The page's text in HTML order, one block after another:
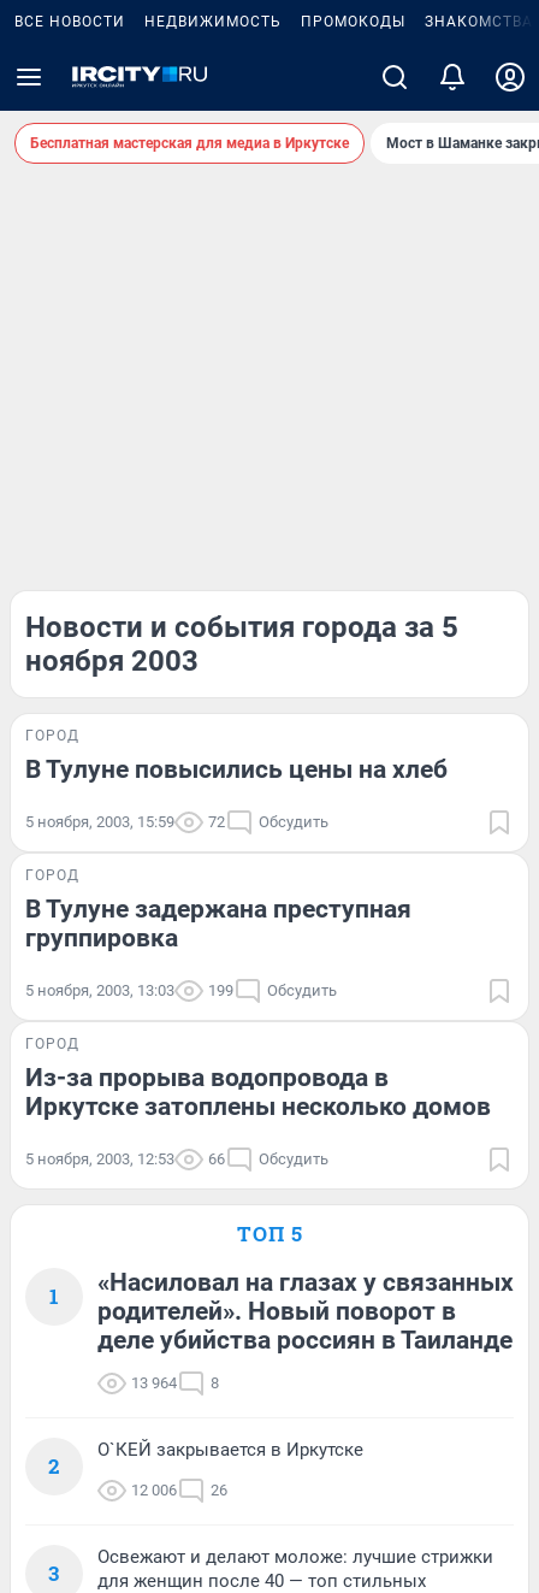
ВСЕ НОВОСТИ НЕДВИЖИМОСТЬ ПРОМОКОДЫ ЗНАКОМСТВА
Бесплатная мастерская для медиа в Иркутске Мост в Шаманке
Новости и события города за 5
ноября 2003
ГОРОД
В Тулуне повысились цены на хлеб
5 ноября, 2003, 15:59 72 Обсудить
ГОРОД
В Тулуне задержана преступная
группировка
5 ноября, 2003, 13:03 199 Обсудить
ГОРОД
Из-за прорыва водопровода в
Иркутске затоплены несколько домов
5 ноября, 2003, 12:53 66 Обсудить
ТОП 5
1
«Насиловал на глазах у связанных
родителей». Новый поворот в
деле убийства россиян в Таиланде
13 964 8
2
О`КЕЙ закрывается в Иркутске
12 006 26
3
Освежают и делают моложе: лучшие стрижки
для женщин после 40 — топ стильных